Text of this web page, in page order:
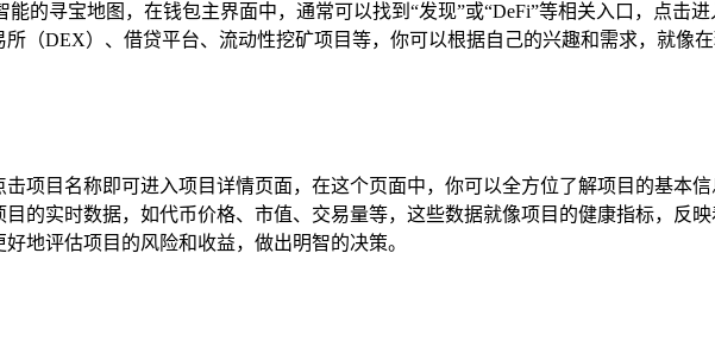
的寻宝地图，在钱包主界面中，通常可以找到“发现”或“DeFi”等相关入口，点击
（DEX）、借贷平台、流动性挖矿项目等，你可以根据自己的兴趣和需求，就像
项目名称即可进入项目详情页面，在这个页面中，你可以全方位了解项目的基本
的实时数据，如代币价格、市值、交易量等，这些数据就像项目的健康指标，反
地评估项目的风险和收益，做出明智的决策。